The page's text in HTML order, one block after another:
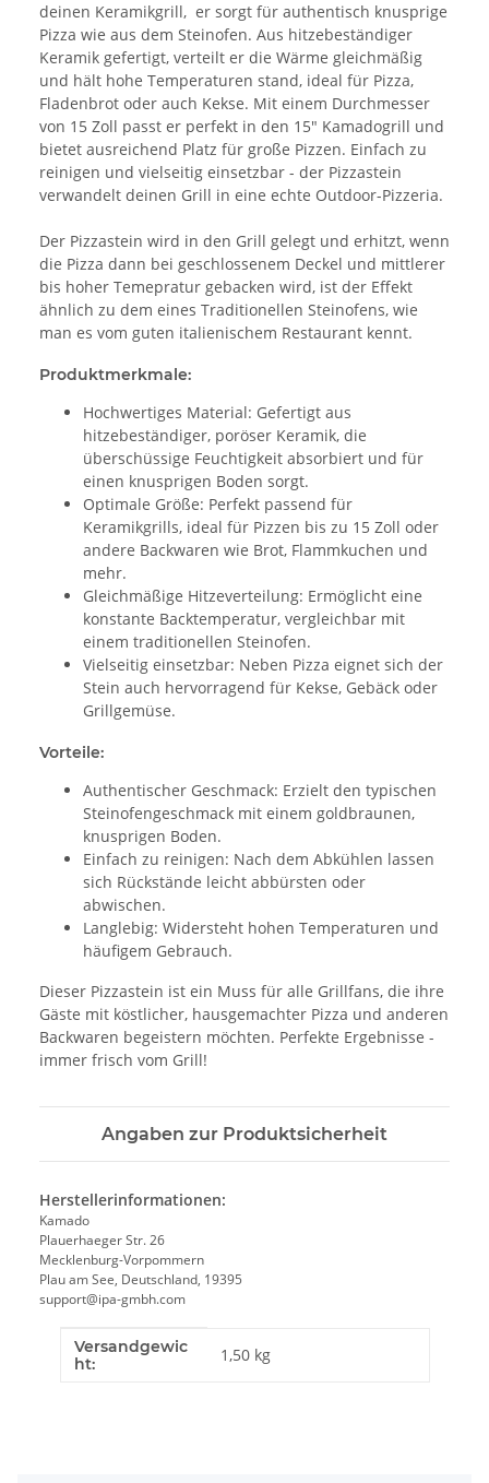
deinen Keramikgrill, er sorgt für authentisch knusprige
Pizza wie aus dem Steinofen. Aus hitzebeständiger
Keramik gefertigt, verteilt er die Wärme gleichmäßig
und hält hohe Temperaturen stand, ideal für Pizza,
Fladenbrot oder auch Kekse. Mit einem Durchmesser
von 15 Zoll passt er perfekt in den 15" Kamadogrill und
bietet ausreichend Platz für große Pizzen. Einfach zu
reinigen und vielseitig einsetzbar - der Pizzastein
verwandelt deinen Grill in eine echte Outdoor-Pizzeria.
Der Pizzastein wird in den Grill gelegt und erhitzt, wenn
die Pizza dann bei geschlossenem Deckel und mittlerer
bis hoher Temepratur gebacken wird, ist der Effekt
ähnlich zu dem eines Traditionellen Steinofens, wie
man es vom guten italienischem Restaurant kennt.
Produktmerkmale:
Hochwertiges Material: Gefertigt aus
hitzebeständiger, poröser Keramik, die
überschüssige Feuchtigkeit absorbiert und für
einen knusprigen Boden sorgt.
Optimale Größe: Perfekt passend für
Keramikgrills, ideal für Pizzen bis zu 15 Zoll oder
andere Backwaren wie Brot, Flammkuchen und
mehr.
Gleichmäßige Hitzeverteilung: Ermöglicht eine
konstante Backtemperatur, vergleichbar mit
einem traditionellen Steinofen.
Vielseitig einsetzbar: Neben Pizza eignet sich der
Stein auch hervorragend für Kekse, Gebäck oder
Grillgemüse.
Vorteile:
Authentischer Geschmack: Erzielt den typischen
Steinofengeschmack mit einem goldbraunen,
knusprigen Boden.
Einfach zu reinigen: Nach dem Abkühlen lassen
sich Rückstände leicht abbürsten oder
abwischen.
Langlebig: Widersteht hohen Temperaturen und
häufigem Gebrauch.
Dieser Pizzastein ist ein Muss für alle Grillfans, die ihre
Gäste mit köstlicher, hausgemachter Pizza und anderen
Backwaren begeistern möchten. Perfekte Ergebnisse -
immer frisch vom Grill!
Angaben zur Produktsicherheit
Herstellerinformationen:
Kamado
Plauerhaeger Str. 26
Mecklenburg-Vorpommern
Plau am See, Deutschland, 19395
support@ipa-gmbh.com
Produkteigenschaft
Wert
Versandgewic
ht:
1,50 kg